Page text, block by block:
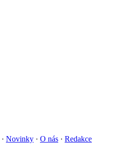
· Novinky · O nás · Redakce